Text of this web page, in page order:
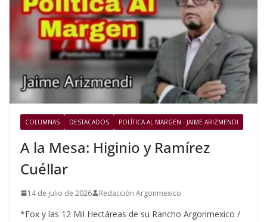
COLUMNAS DESTACADOS POLÍTICA AL MARGEN - JAIME ARIZMENDI
A la Mesa: Higinio y Ramírez
Cuéllar
14 de julio de 2026 Redacción Argonmexico
*Fox y las 12 Mil Hectáreas de su Rancho Argonmexico /